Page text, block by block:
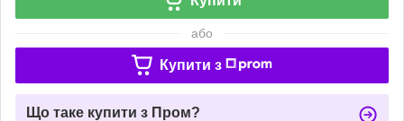
або
Купити з
Що таке купити з Пром?